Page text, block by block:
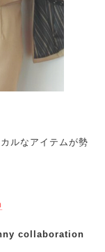
ルなアイテムが勢
collaboration